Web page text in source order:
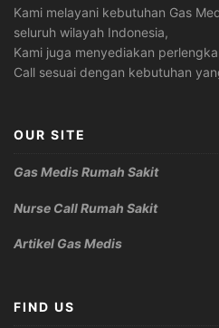
Kami melayani kebutuhan Gas
seluruh wilayah Indonesia,
Kami juga menyediakan
Call sesuai dengan kebutuhan
OUR SITE
Gas Medis Rumah Sakit
Nurse Call Rumah Sakit
Artikel Gas Medis
FIND US